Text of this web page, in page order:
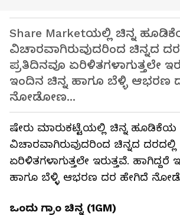
Share Marketಯಲ್ಲಿ ಚಿನ್ನ
ವಿಚಾರವಾಗಿರುವುದರಿಂದ ಚಿನ್ನದ
ಪ್ರತಿದಿನವೂ ಏರಿಳಿತಗಳಾಗುತ್ತಲೇ
ಇಂದಿನ ಚಿನ್ನ ಹಾಗೂ ಬೆಳ್ಳಿ ಆಭರಣ
ನೋಡೋಣ...
ಷೇರು ಮಾರುಕಟ್ಟೆಯಲ್ಲಿ ಚಿನ್ನ ಹೂಡಿಕೆಯ
ವಿಚಾರವಾಗಿರುವುದರಿಂದ ಚಿನ್ನದ
ಏರಿಳಿತಗಳಾಗುತ್ತಲೇ ಇರುತ್ತವೆ. ಹಾಗಿದ್ದರೆ
ಹಾಗೂ ಬೆಳ್ಳಿ ಆಭರಣ ದರ ಹೇಗಿದೆ
ಒಂದು ಗ್ರಾಂ ಚಿನ್ನ (1GM)